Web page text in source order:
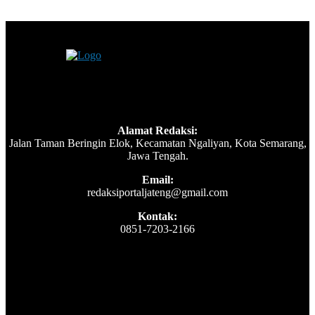
Alamat Redaksi:
Jalan Taman Beringin Elok, Kecamatan Ngaliyan, Kota Semarang,
Jawa Tengah.
Email:
redaksiportaljateng@gmail.com
Kontak:
0851-7203-2166